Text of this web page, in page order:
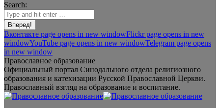
Search:
Вконтакте page opens in new windowFlickr page opens in new
windowYouTube page opens in new windowTelegram page opens
in new window
Православное образование
Официальный портал Синодального отдела религиозного
образования и катехизации Русской Православной Церкви.
Православный взгляд на образование и воспитание.